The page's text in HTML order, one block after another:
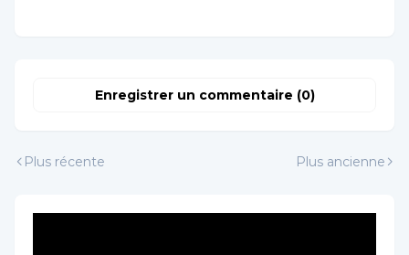
Enregistrer un commentaire (0)
Plus récente Plus ancienne